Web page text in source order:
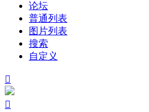
论坛
普通列表
图片列表
搜索
自定义

